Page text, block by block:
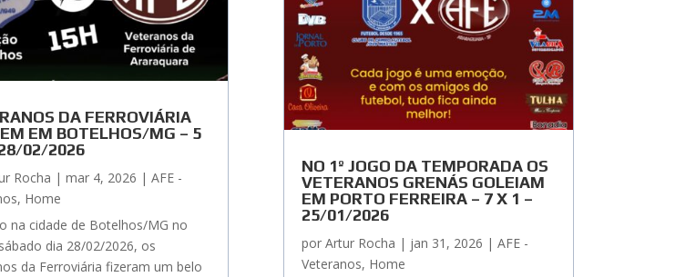
DA FERROVIÁRIA
EM BOTELHOS/MG – 5
02/2026
Rocha | mar 4, 2026 | AFE -
, Home
na cidade de Botelhos/MG no
dia 28/02/2026, os
da Ferroviária fizeram um belo
NO 1º JOGO DA TEMPORADA OS
VETERANOS GRENÁS GOLEIAM
EM PORTO FERREIRA – 7 X 1 –
25/01/2026
por Artur Rocha | jan 31, 2026 | AFE -
Veteranos, Home